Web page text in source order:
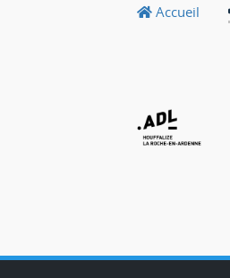
Accueil